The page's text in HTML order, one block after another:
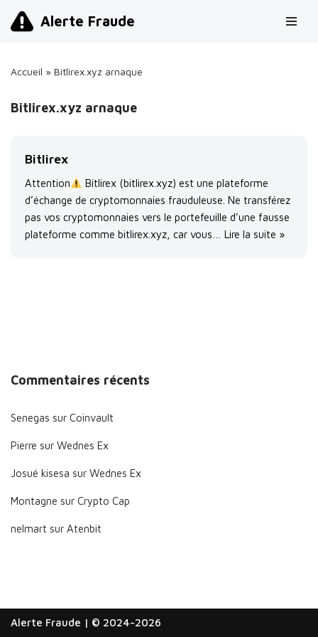
contenu
Alerte Fraude
Accueil » Bitlirex.xyz arnaque
Bitlirex.xyz arnaque
Bitlirex
Attention
Bitlirex (bitlirex.xyz) est une plateforme
d’échange de cryptomonnaies frauduleuse. Ne transférez
pas vos cryptomonnaies vers le portefeuille d’une fausse
plateforme comme bitlirex.xyz, car vous… Lire la suite »
Commentaires récents
Senegas sur Coinvault
Pierre sur Wednes Ex
Josué kisesa sur Wednes Ex
Montagne sur Crypto Cap
nelmart sur Atenbit
Alerte Fraude | © 2024-2026